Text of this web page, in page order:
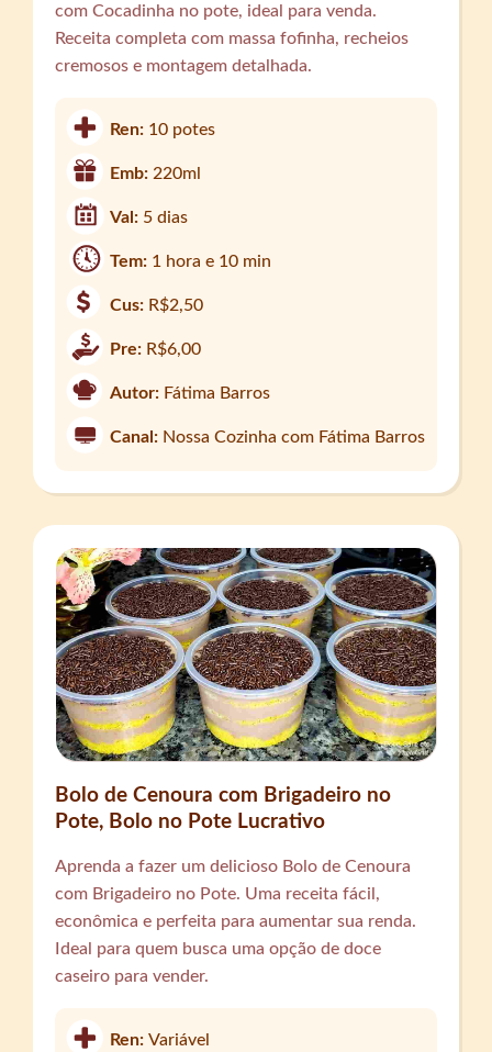
com Cocadinha no pote, ideal para venda.
Receita completa com massa fofinha, recheios
cremosos e montagem detalhada.
Ren: 10 potes
Emb: 220ml
Val: 5 dias
Tem: 1 hora e 10 min
Cus: R$2,50
Pre: R$6,00
Autor: Fátima Barros
Canal: Nossa Cozinha com Fátima Barros
Bolo de Cenoura com Brigadeiro no
Pote, Bolo no Pote Lucrativo
Aprenda a fazer um delicioso Bolo de Cenoura
com Brigadeiro no Pote. Uma receita fácil,
econômica e perfeita para aumentar sua renda.
Ideal para quem busca uma opção de doce
caseiro para vender.
Ren:Variável